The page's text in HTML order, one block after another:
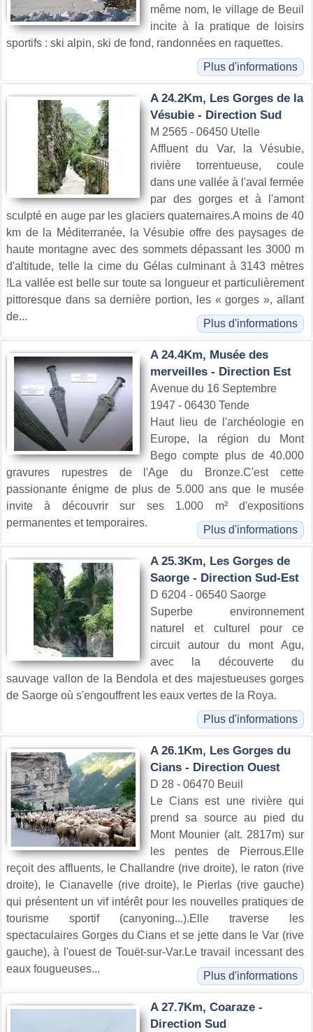
même nom, le village de Beuil
incite à la pratique de loisirs
sportifs : ski alpin, ski de fond, randonnées en raquettes.
Plus d'informations
A 24.2Km, Les Gorges de la
Vésubie - Direction Sud
M 2565 - 06450 Utelle
Affluent du Var, la Vésubie,
rivière torrentueuse, coule
dans une vallée à l'aval fermée
par des gorges et à l'amont
sculpté en auge par les glaciers quaternaires.A moins de 40
km de la Méditerranée, la Vésubie offre des paysages de
haute montagne avec des sommets dépassant les 3000 m
d'altitude, telle la cime du Gélas culminant à 3143 mètres
!La vallée est belle sur toute sa longueur et particulièrement
pittoresque dans sa dernière portion, les « gorges », allant
de...
Plus d'informations
A 24.4Km, Musée des
merveilles - Direction Est
Avenue du 16 Septembre
1947 - 06430 Tende
Haut lieu de l'archéologie en
Europe, la région du Mont
Bego compte plus de 40.000
gravures rupestres de l'Age du Bronze.C'est cette
passionante énigme de plus de 5.000 ans que le musée
invite à découvrir sur ses 1.000 m² d'expositions
permanentes et temporaires.
Plus d'informations
A 25.3Km, Les Gorges de
Saorge - Direction Sud-Est
D 6204 - 06540 Saorge
Superbe environnement
naturel et culturel pour ce
circuit autour du mont Agu,
avec la découverte du
sauvage vallon de la Bendola et des majestueuses gorges
de Saorge où s'engouffrent les eaux vertes de la Roya.
Plus d'informations
A 26.1Km, Les Gorges du
Cians - Direction Ouest
D 28 - 06470 Beuil
Le Cians est une rivière qui
prend sa source au pied du
Mont Mounier (alt. 2817m) sur
les pentes de Pierrous.Elle
reçoit des affluents, le Challandre (rive droite), le raton (rive
droite), le Cianavelle (rive droite), le Pierlas (rive gauche)
qui présentent un vif intérêt pour les nouvelles pratiques de
tourisme sportif (canyoning...).Elle traverse les
spectaculaires Gorges du Cians et se jette dans le Var (rive
gauche), à l'ouest de Touët-sur-Var.Le travail incessant des
eaux fougueuses...
Plus d'informations
A 27.7Km, Coaraze -
Direction Sud